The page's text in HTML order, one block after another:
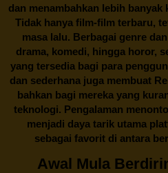
dan menambahkan lebih banyak
Tidak hanya film-film terbaru,
masa lalu. Berbagai genre
drama, komedi, hingga horor,
yang tersedia bagi para
dan sederhana juga membuat
bahkan bagi mereka yang
teknologi. Pengalaman
menjadi daya tarik utama
sebagai favorit di antara
Awal Mula